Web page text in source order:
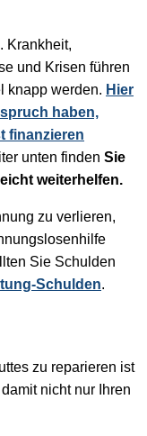
Krankheit,
und Krisen führen
knapp werden. Hier
haben,
finanzieren
unten finden Sie
weiterhelfen.
zu verlieren,
Sie Schulden
Schulden.
zu reparieren ist
nicht nur Ihren